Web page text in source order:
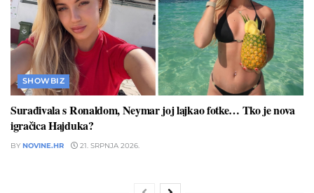
SHOWBIZ
Surađivala s Ronaldom, Neymar joj lajkao fotke… Tko je nova
igračica Hajduka?
BY NOVINE.HR 21. SRPNJA 2026.